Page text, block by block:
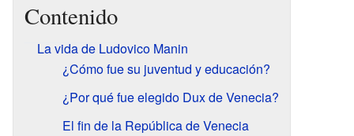
Contenido
La vida de Ludovico Manin
¿Cómo fue su juventud y educación?
¿Por qué fue elegido Dux de Venecia?
El fin de la República de Venecia